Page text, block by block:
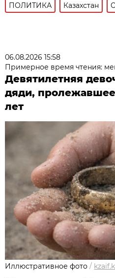
ПОЛИТИКА Казахстан
06.08.2026 15:58
Примерное время чтения:
Девятилетняя
дяди, пролежавшее
лет
Иллюстративное фото /